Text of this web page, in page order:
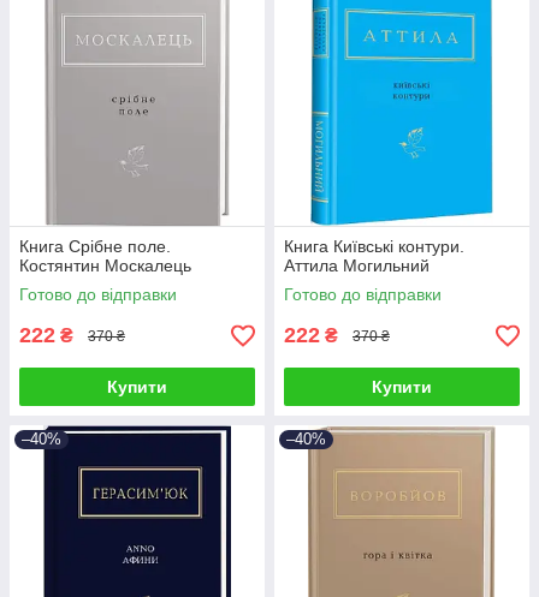
Книга Срібне поле.
Костянтин Москалець
Готово до відправки
222 ₴ 370 ₴
Купити
Книга Київські контури.
Аттила Могильний
Готово до відправки
222 ₴ 370 ₴
Купити
–40% –40%